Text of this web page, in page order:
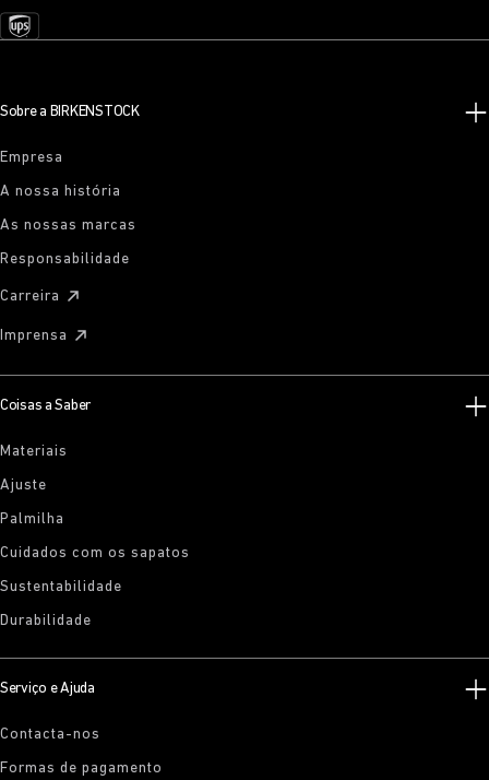
Sobre a BIRKENSTOCK
Empresa
A nossa história
As nossas marcas
Responsabilidade
Carreira
Imprensa
Coisas a Saber
Materiais
Ajuste
Palmilha
Cuidados com os sapatos
Sustentabilidade
Durabilidade
Serviço e Ajuda
Contacta-nos
Formas de pagamento